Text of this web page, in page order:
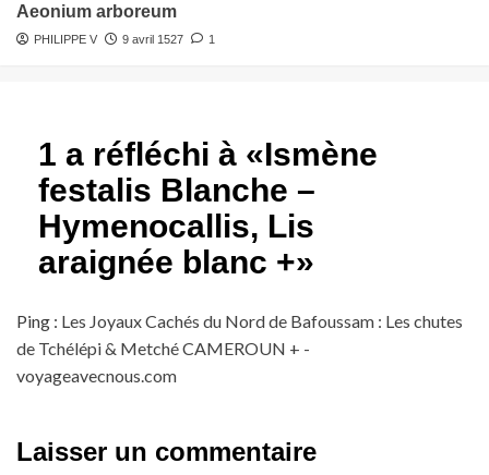
Aeonium arboreum
PHILIPPE V 9 avril 1527 1
1 a réfléchi à «Ismène
festalis Blanche –
Hymenocallis, Lis
araignée blanc +»
Ping : Les Joyaux Cachés du Nord de Bafoussam : Les chutes
de Tchélépi & Metché CAMEROUN + -
voyageavecnous.com
Laisser un commentaire